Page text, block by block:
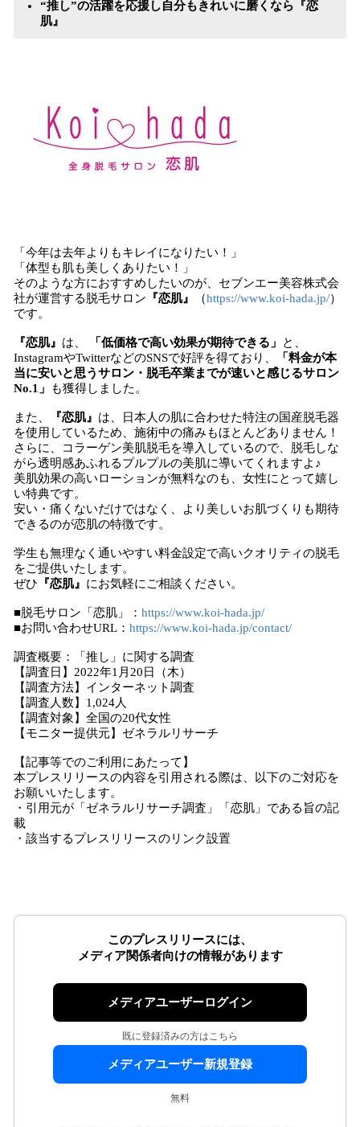
“推し”の活躍を応援し自分もきれいに磨くなら『恋
肌』
「今年は去年よりもキレイになりたい！」
「体型も肌も美しくありたい！」
そのような方におすすめしたいのが、セブンエー美容株式会
社が運営する脱毛サロン 『恋肌』 （https://www.koi-hada.jp/）
です。
『恋肌』 は、 「低価格で高い効果が期待できる」
と、
InstagramやTwitterなどのSNSで好評を得ており、
「料金が本
当に安いと思うサロン・脱毛卒業までが速いと感じるサロン
No.1」
も獲得しました。
また、 『恋肌』 は、日本人の肌に合わせた特注の国産脱毛器
を使用しているため、施術中の痛みもほとんどありません！
さらに、コラーゲン美肌脱毛を導入しているので、脱毛しな
がら透明感あふれるプルプルの美肌に導いてくれますよ♪
美肌効果の高いローションが無料なのも、女性にとって嬉し
い特典です。
安い・痛くないだけではなく、より美しいお肌づくりも期待
できるのが恋肌の特徴です。
学生も無理なく通いやすい料金設定で高いクオリティの脱毛
をご提供いたします。
ぜひ 『恋肌』 にお気軽にご相談ください。
■脱毛サロン「恋肌」： https://www.koi-hada.jp/
■お問い合わせURL： https://www.koi-hada.jp/contact/
調査概要：「推し」に関する調査
【調査日】2022年1月20日（木）
【調査方法】インターネット調査
【調査人数】1,024人
【調査対象】全国の20代女性
【モニター提供元】ゼネラルリサーチ
【記事等でのご利用にあたって】
本プレスリリースの内容を引用される際は、以下のご対応を
お願いいたします。
・引用元が「ゼネラルリサーチ調査」「恋肌」である旨の記
載
・該当するプレスリリースのリンク設置
このプレスリリースには、
メディア関係者向けの情報があります
メディアユーザーログイン
既に登録済みの方はこちら
メディアユーザー新規登録
無料